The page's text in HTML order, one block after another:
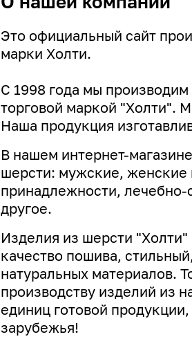
Это официальный сайт
марки Холти.
С 1998 года мы
торговой маркой "Холти".
Наша продукция
В нашем интернет-
шерсти: мужские, женские
принадлежности,
другое.
Изделия из шерсти
качество пошива,
натуральных материалов.
производству изделий из
единиц готовой
зарубежья!